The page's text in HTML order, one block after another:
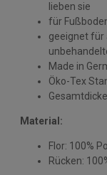
lieben sie
für
geeignet für
Made in
Öko-Tex
Material:
Flor: 100%
Rücken: